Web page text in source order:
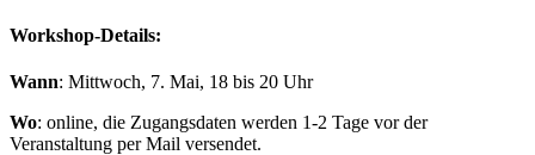
Workshop-Details:
Wann: Mittwoch, 7. Mai, 18 bis 20 Uhr
Wo: online, die Zugangsdaten werden 1-2 Tage vor der
Veranstaltung per Mail versendet.